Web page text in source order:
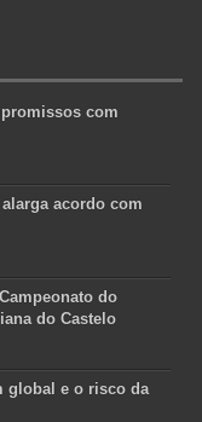
com
acordo com
do
do Castelo
global e o risco da